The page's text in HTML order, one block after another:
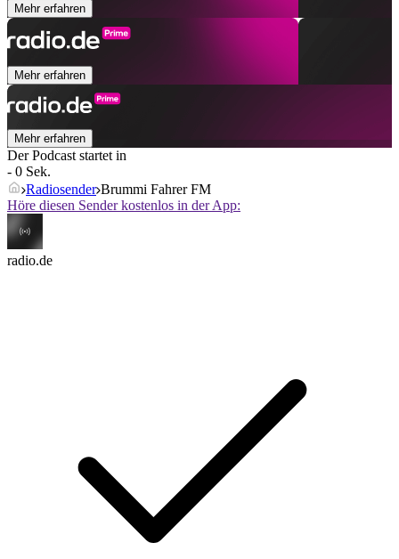
Mehr erfahren
Mehr erfahren
Mehr erfahren
Der Podcast startet in
- 0 Sek.
Radiosender Brummi Fahrer FM
Höre diesen Sender kostenlos in der App:
radio.de